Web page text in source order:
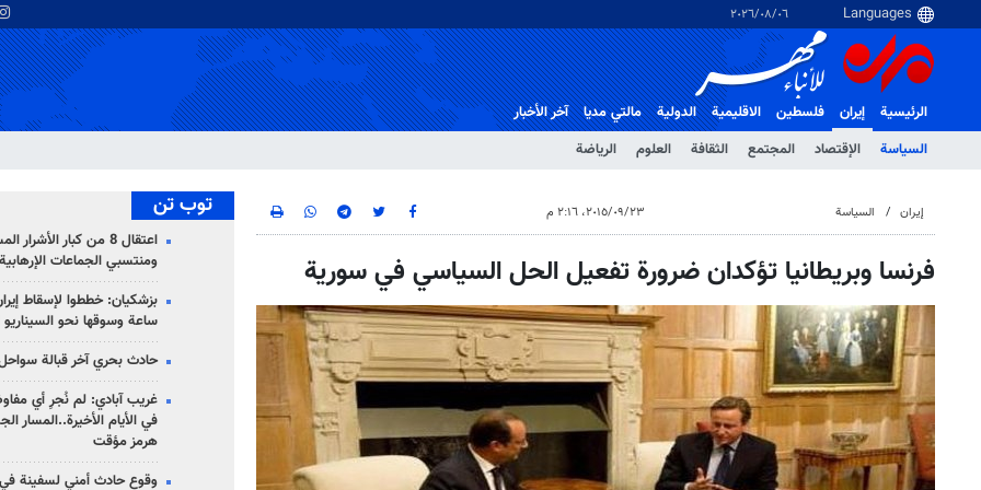
٠٦‏/٠٨‏/٢٠٢٦
الرئيسية
إيران
السياسة
الإقتصاد المجتمع الثقافة العلوم الرياضة
فلسطین الاقلیمیة الدولية مالتي مدیا آخر الأخبار
إيران السياسة ٢٣‏/٠٩‏/٢٠١٥، ٢:١٦ م
فرنسا وبريطانيا تؤكدان ضرورة تفعيل الحل السياسي في سورية
توب تن
اعتقال 8 من كبار
ومنتسبي الجماعات الإرهابية
ساعة وسوقها نحو
حادث بحري آخر قبالة
غريب آبادي: لم نُجرِ أي
في الأيام الأخيرة..المسار
هرمز مؤقت
وقوع حادث أمني لسفينة